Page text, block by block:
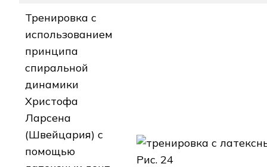
Тренировка с
использованием
принципа
спиральной
динамики
Христофа
Ларсена
(Швейцария) с
помощью
Рис. 24